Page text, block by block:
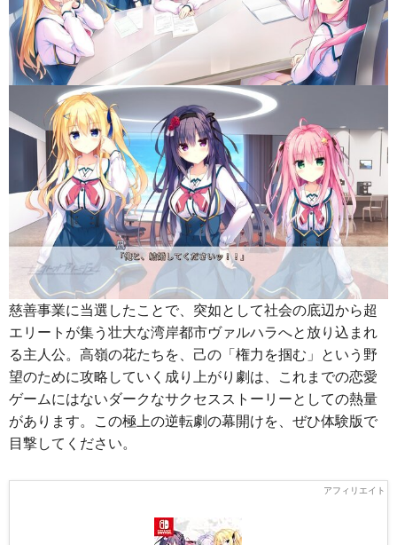
慈善事業に当選したことで、突如として社会の底辺から超
エリートが集う壮大な湾岸都市ヴァルハラへと放り込まれ
る主人公。高嶺の花たちを、己の「権力を掴む」という野
望のために攻略していく成り上がり劇は、これまでの恋愛
ゲームにはないダークなサクセスストーリーとしての熱量
があります。この極上の逆転劇の幕開けを、ぜひ体験版で
目撃してください。